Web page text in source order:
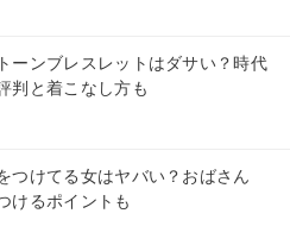
ーンブレスレットはダサい？時代
判と着こなし方も
つけてる女はヤバい？おばさん
けるポイントも